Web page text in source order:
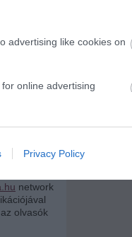
advertising like cookies on
online advertising
analytics like cookies on
functionality of the website
Privacy Policy
network
olvasók